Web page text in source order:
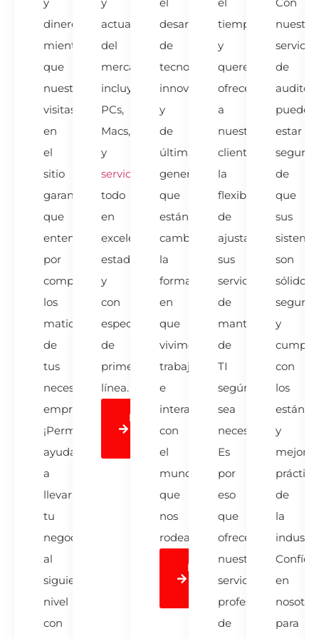
dinero,
mientras
que
nuestras
visitas
en
el
sitio
garantizan
que
entendamos
por
completo
los
matices
de
tus
necesidades
empresariales.
¡Permítenos
ayudarte
a
llevar
tu
negocio
al
siguiente
nivel
con
actuales
del
mercado,
incluyendo
PCs,
Macs,
y
servidores
todo
en
excelente
estado
y
con
especificaciones
de
primera
línea.
Learn
desarrollo
de
tecnologías
innovadoras
y
de
última
generación
que
están
cambiando
la
forma
en
que
vivimos,
trabajamos
e
interactuamos
con
el
mundo
que
nos
rodea.
Learn
tiempo,
y
queremos
ofrecer
a
nuestros
clientes
la
flexibilidad
de
ajustar
sus
servicios
de
mantenimiento
de
TI
según
sea
necesario.
Es
por
eso
que
ofrecemos
nuestros
servicios
profesionales
de
de
puede
estar
seguro
de
que
sus
son
sólidos,
seguros
y
con
los
y
mejores
de
la
Confíe
en
para